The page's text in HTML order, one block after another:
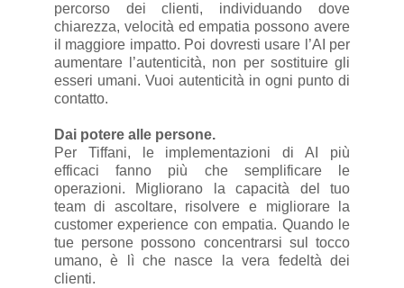
percorso dei clienti, individuando dove
chiarezza, velocità ed empatia possono avere
il maggiore impatto. Poi dovresti usare l’AI per
aumentare l’autenticità, non per sostituire gli
esseri umani. Vuoi autenticità in ogni punto di
contatto.
Dai potere alle persone.
Per Tiffani, le implementazioni di AI più
efficaci fanno più che semplificare le
operazioni. Migliorano la capacità del tuo
team di ascoltare, risolvere e migliorare la
customer experience con empatia. Quando le
tue persone possono concentrarsi sul tocco
umano, è lì che nasce la vera fedeltà dei
clienti.